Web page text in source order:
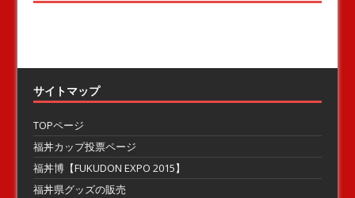
サイトマップ
TOPページ
福丼カップ投票ページ
福丼博【FUKUDON EXPO 2015】
福丼県グッズの販売